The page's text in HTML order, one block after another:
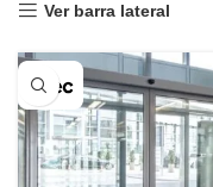
Ver barra lateral